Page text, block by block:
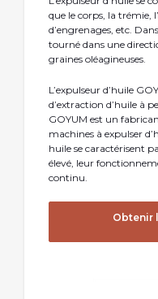
que le corps, la trémie,
d’engrenages, etc.
tourné dans une
graines oléagineuses.
L’expulseur d’huile
d’extraction d’huile à
GOYUM est un
machines à expulser
huile se caractérisent
élevé, leur
continu.
Obtenir